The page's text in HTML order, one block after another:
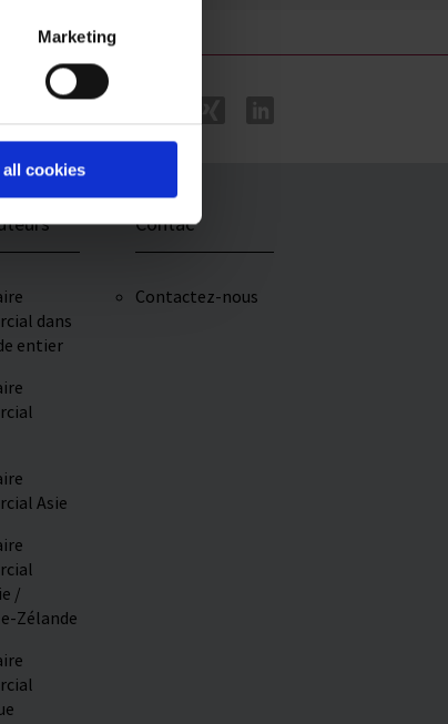
Marketing
cookies
dans
entier
Asie
/
Zélande
Contac
Contactez-nous